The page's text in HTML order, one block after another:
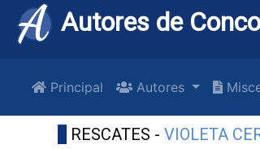
Autores de
Principal Autores
RESCATES - VIOLETA